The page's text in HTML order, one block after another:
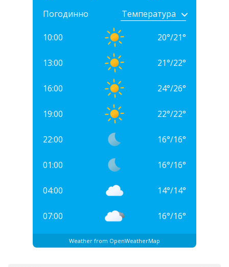
Погодинно
10:00 20°/21°
13:00 21°/22°
16:00 24°/26°
19:00 22°/22°
22:00 16°/16°
01:00 16°/16°
04:00 14°/14°
07:00 16°/16°
Weather from OpenWeatherMap